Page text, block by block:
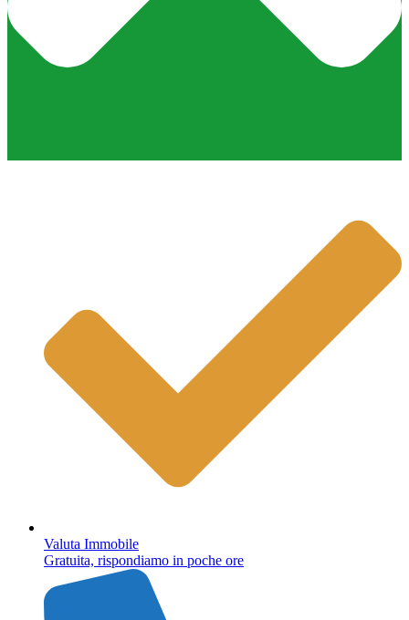
Valuta Immobile
Gratuita, rispondiamo in poche ore